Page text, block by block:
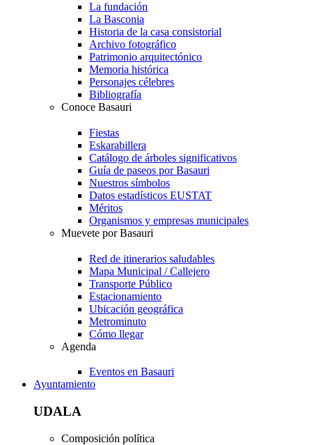
La fundación
La Basconia
Historia de la casa consistorial
Archivo fotográfico
Patrimonio arquitectónico
Memoria histórica
Personajes célebres
Bibliografía
Conoce Basauri
Fiestas
Eskarabillera
Catálogo de árboles significativos
Guía de paseos por Basauri
Nuestros símbolos
Datos estadísticos EUSTAT
Méritos
Organismos y empresas municipales
Muevete por Basauri
Red de itinerarios saludables
Mapa Municipal / Callejero
Transporte Público
Estacionamiento
Ubicación geográfica
Metrominuto
Cómo llegar
Agenda
Eventos en Basauri
Ayuntamiento
UDALA
Composición política